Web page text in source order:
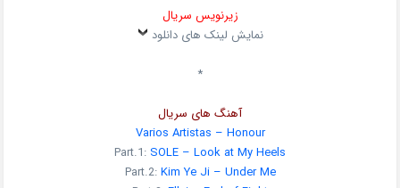
زیرنویس سریال
نمایش لینک های دانلود
*
آهنگ های سریال
Varios Artistas – Honour
Part.1:SOLE – Look at My Heels
Part.2:Kim Ye Ji – Under Me